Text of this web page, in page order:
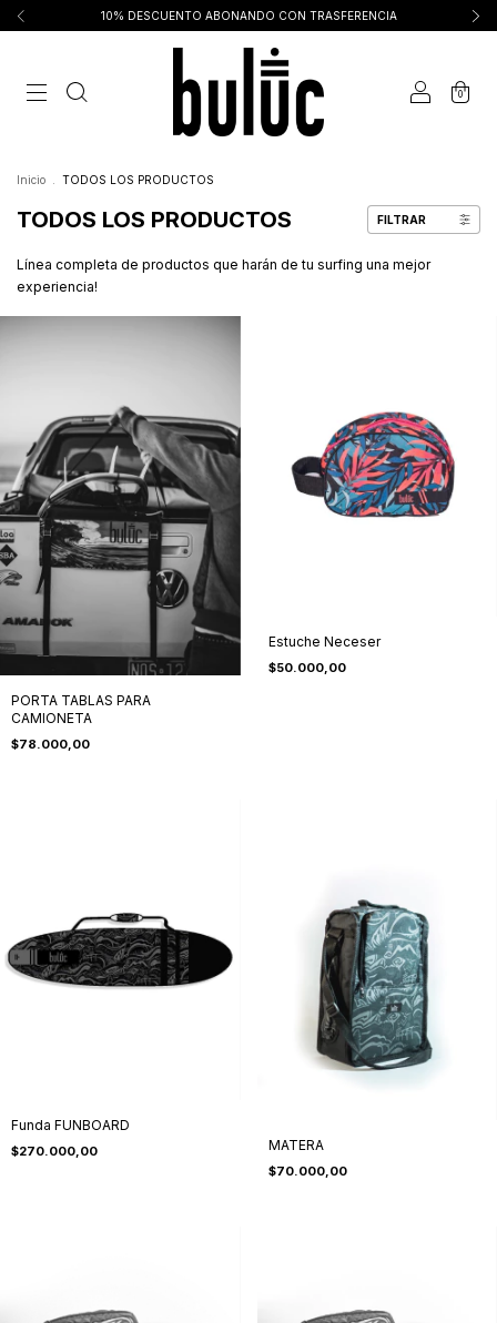
10% DESCUENTO ABONANDO CON TRASFERENCIA
0
Inicio TODOS LOS PRODUCTOS
TODOS LOS PRODUCTOS FILTRAR
Línea completa de productos que harán de tu surfing una mejor
experiencia!
PORTA TABLAS PARA
CAMIONETA
$78.000,00
Estuche Neceser
$50.000,00
Funda FUNBOARD
$270.000,00 MATERA
$70.000,00